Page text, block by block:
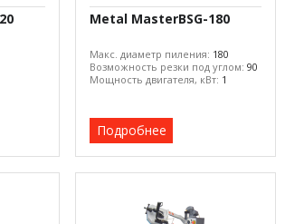
Metal MasterBSG-180
Макс. диаметр пиления: 180
Возможность резки под углом: 90
Мощность двигателя, кВт: 1
Подробнее